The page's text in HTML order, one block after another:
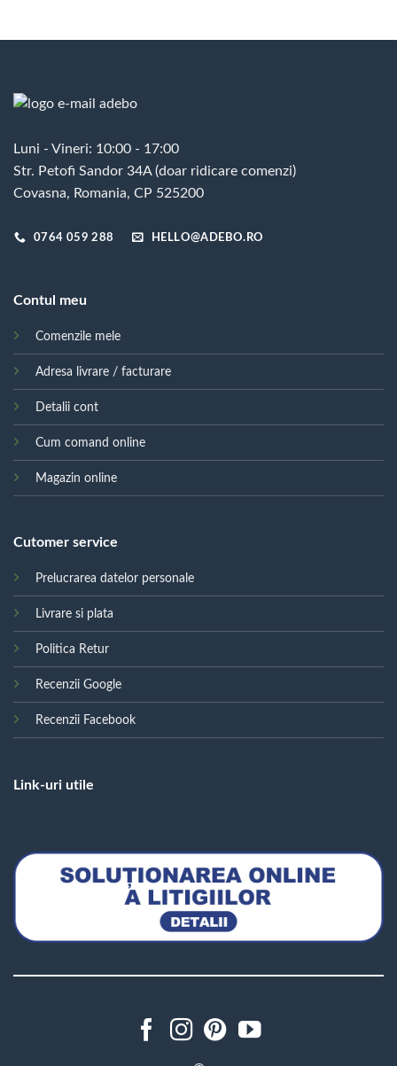
Luni - Vineri: 10:00 - 17:00
Str. Petofi Sandor 34A (doar ridicare comenzi)
Covasna, Romania, CP 525200
0764 059 288 HELLO@ADEBO.RO
Contul meu
Comenzile mele
Adresa livrare / facturare
Detalii cont
Cum comand online
Magazin online
Cutomer service
Prelucrarea datelor personale
Livrare si plata
Politica Retur
Recenzii Google
Recenzii Facebook
Link-uri utile